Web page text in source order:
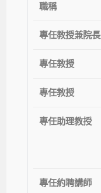
職稱
專任教授兼院長
專任教授
專任教授
專任助理教授
專任約聘講師